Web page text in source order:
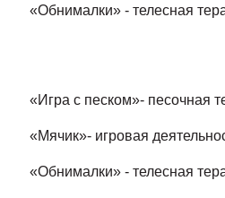
«Обнималки» - телесная
«Игра с песком»- песочная
«Мячик»- игровая
«Обнималки» - телесная